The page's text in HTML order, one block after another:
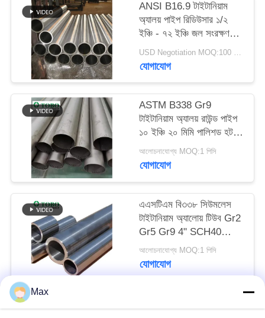
PRIVACY
POLICY
ANSI B16.9 টাইটানিয়াম
অ্যালয় পাইপ রিডিউসার ১/২
ইঞ্চি - ৭২ ইঞ্চি জল সংরক্ষণ
ব্যবস্থার জন্য
USD Negotiation MOQ:100 পিসি
যোগাযোগ
ASTM B338 Gr9
টাইটানিয়াম অ্যালয় রাউন্ড পাইপ
১০ ইঞ্চি ২০ মিমি পালিশড হট
আলোচনাযোগ্য MOQ:1 পিসি
যোগাযোগ
এএসটিএম বি৩৩৮ সিউমলেস
টাইটানিয়াম অ্যালোয় টিউব Gr2
Gr5 Gr9 4" SCH40
এক্সজাস পাইপ
আলোচনাযোগ্য MOQ:1 পিসি
যোগাযোগ
Max